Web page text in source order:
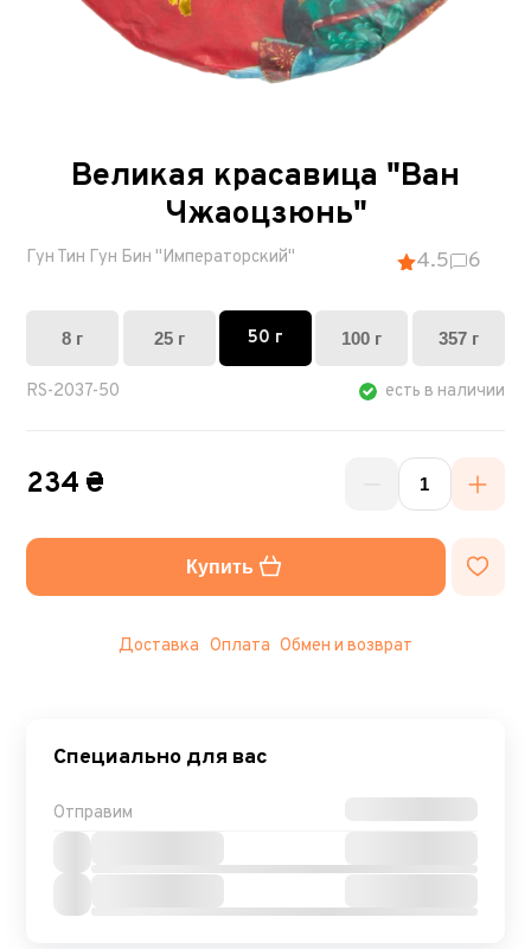
Великая красавица "Ван
Чжаоцзюнь"
Гун Тин Гун Бин "Императорский" 4.5 6
8 г 25 г 50 г 100 г 357 г
RS-2037-50 есть в наличии
234 ₴
Купить
Доставка Оплата Обмен и возврат
Специально для вас
Отправим